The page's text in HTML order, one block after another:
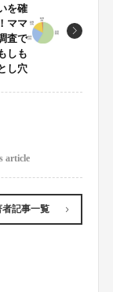
を確
ママ
査で
しも
し穴
article
者記事一覧